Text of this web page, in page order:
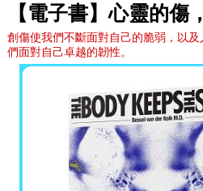
【電子書】心靈的傷
創傷使我們不斷面對自己的脆弱，以
們面對自己卓越的韌性。